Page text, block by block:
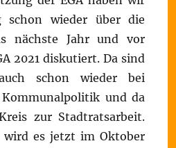
schon wieder über die
nächste Jahr und vor
2021 diskutiert. Da sind
schon wieder bei
und da
zur Stadtratsarbeit.
wird es jetzt im Oktober